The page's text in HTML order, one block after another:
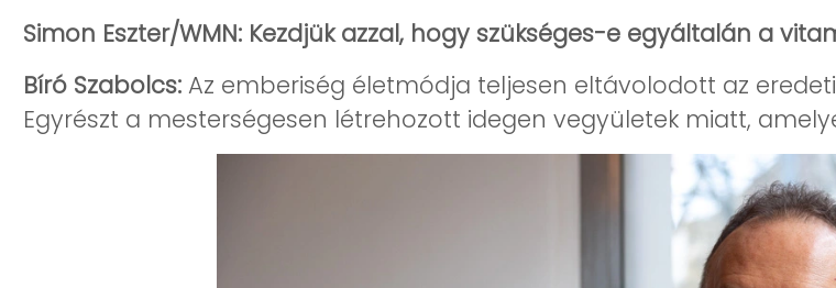
Simon Eszter/WMN: Kezdjük azzal, hogy szükséges-e egyáltalán a
Bíró Szabolcs: Az emberiség életmódja teljesen eltávolodott az
Egyrészt a mesterségesen létrehozott idegen vegyületek miatt,